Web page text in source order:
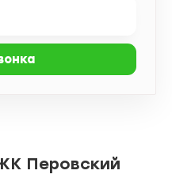
Перовский